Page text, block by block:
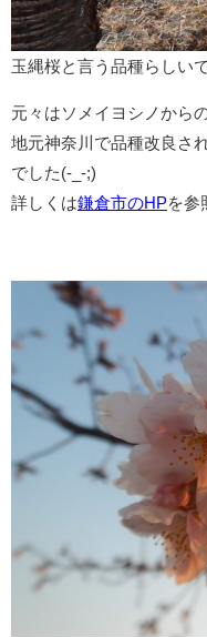
玉縄桜と言う品種らしいで
元々はソメイヨシノから
地元神奈川で品種改良さ
でした(-_-;)
詳しくは鎌倉市のHPを参